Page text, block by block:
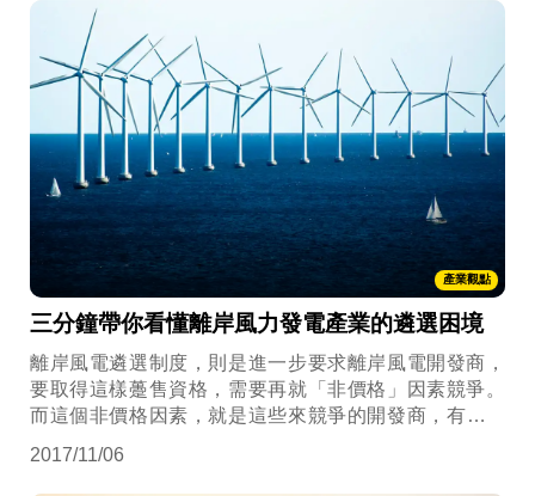
產業觀點
三分鐘帶你看懂離岸風力發電產業的遴選困境
離岸風電遴選制度，則是進一步要求離岸風電開發商，
要取得這樣躉售資格，需要再就「非價格」因素競爭。
而這個非價格因素，就是這些來競爭的開發商，有沒有
2017/11/06